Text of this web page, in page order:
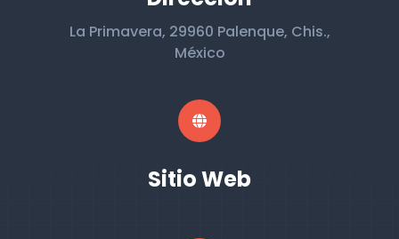
La Primavera, 29960 Palenque, Chis.,
México
Sitio Web